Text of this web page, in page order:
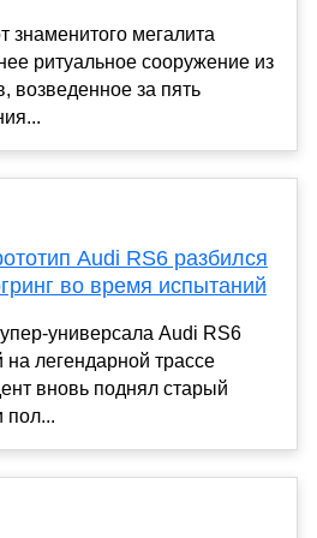
знаменитого мегалита
ритуальное сооружение из
возведенное за пять
Audi RS6 разбился
во время испытаний
универсала Audi RS6
легендарной трассе
вновь поднял старый
пол...